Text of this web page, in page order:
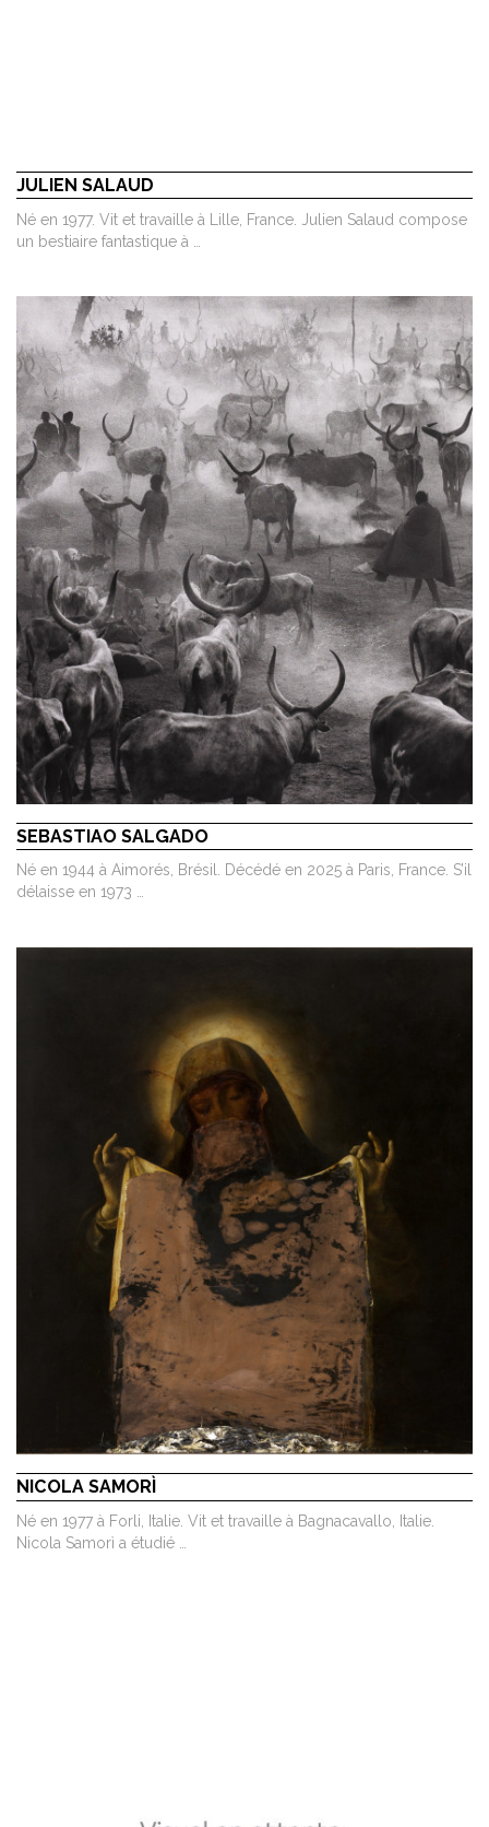
JULIEN SALAUD
Né en 1977. Vit et travaille à Lille, France. Julien Salaud compose
un bestiaire fantastique à …
SEBASTIAO SALGADO
Né en 1944 à Aimorés, Brésil. Décédé en 2025 à Paris, France. S’il
délaisse en 1973 …
NICOLA SAMORÌ
Né en 1977 à Forli, Italie. Vit et travaille à Bagnacavallo, Italie.
Nicola Samorì a étudié …